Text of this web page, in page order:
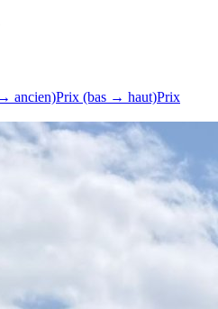
ancien)Prix (bas → haut)Prix